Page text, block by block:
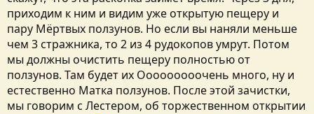
приходим к ним и видим уже открытую пещеру и
пару Мёртвых ползунов. Но если вы наняли меньше
чем 3 стражника, то 2 из 4 рудокопов умрут. Потом
мы должны очистить пещеру полностью от
ползунов. Там будет их Ооооооооочень много, ну и
естественно Матка ползунов. После этой зачистки,
мы говорим с Лестером, об торжественном открытии